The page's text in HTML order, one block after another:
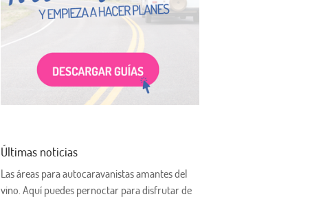
Últimas noticias
Las áreas para autocaravanistas amantes del
vino. Aquí puedes pernoctar para disfrutar de